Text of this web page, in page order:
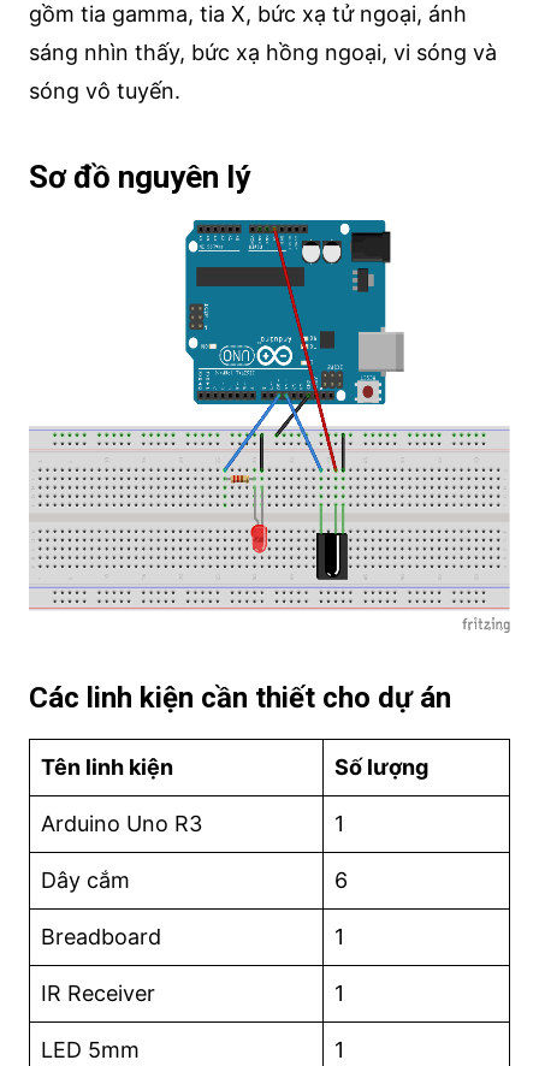
gồm tia gamma, tia X, bức xạ tử ngoại, ánh
sáng nhìn thấy, bức xạ hồng ngoại, vi sóng và
sóng vô tuyến.
Sơ đồ nguyên lý
Các linh kiện cần thiết cho dự án
Tên linh kiện Số lượng
Arduino Uno R3 1
Dây cắm 6
Breadboard 1
IR Receiver 1
LED 5mm 1